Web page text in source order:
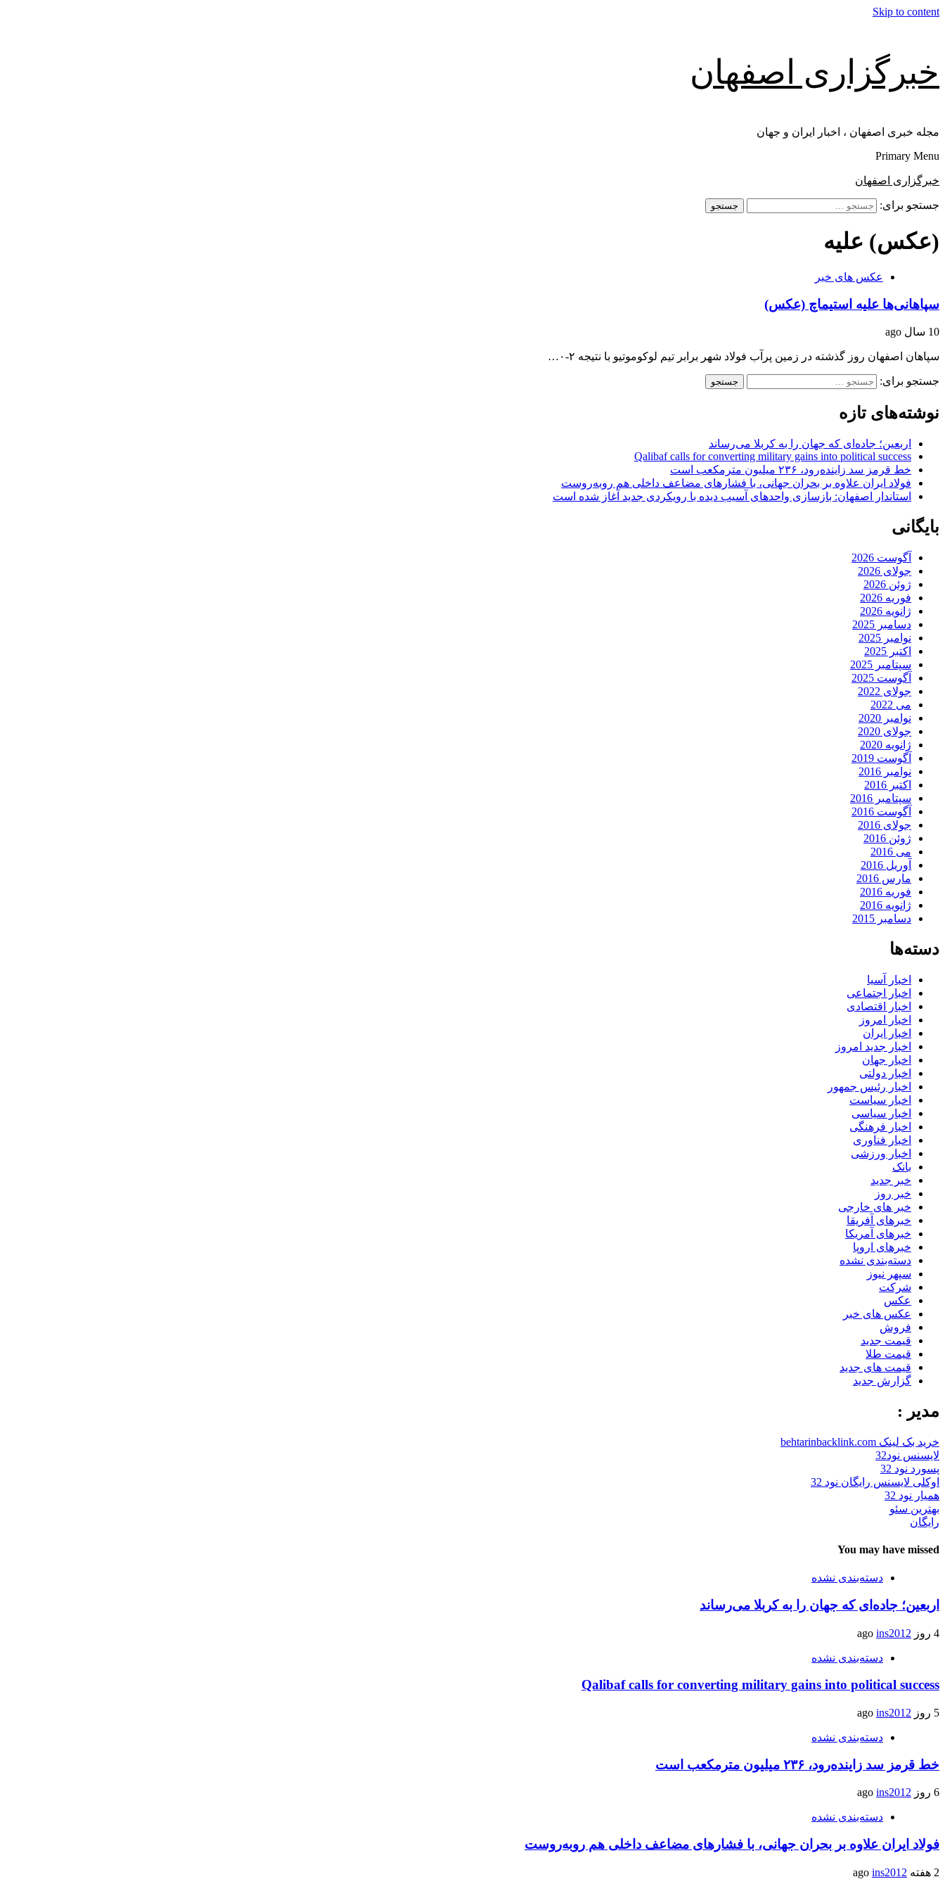
Skip to content
خبرگزاری اصفهان
مجله خبری اصفهان ، اخبار ایران و جهان
Primary Menu
خبرگزاری اصفهان
جستجو برای:
(عکس) علیه
عکس های خبر
سپاهانی‌ها علیه استیماچ (عکس)
10 سال ago
سپاهان اصفهان روز گذشته در زمین پرآب فولاد شهر برابر تیم لوکوموتیو با نتیجه ٢-٠…
جستجو برای:
نوشته‌های تازه
اربعین؛ جاده‌ای که جهان را به کربلا می‌رساند
Qalibaf calls for converting military gains into political success
خط قرمز سد زاینده‌رود، ۲۳۶ میلیون مترمکعب است
فولاد ایران علاوه بر بحران جهانی، با فشارهای مضاعف داخلی هم روبه‌روست
استاندار اصفهان: بازسازی واحدهای آسیب دیده با رویکردی جدید آغاز شده است
بایگانی
آگوست 2026
جولای 2026
ژوئن 2026
فوریه 2026
ژانویه 2026
دسامبر 2025
نوامبر 2025
اکتبر 2025
سپتامبر 2025
آگوست 2025
جولای 2022
می 2022
نوامبر 2020
جولای 2020
ژانویه 2020
آگوست 2019
نوامبر 2016
اکتبر 2016
سپتامبر 2016
آگوست 2016
جولای 2016
ژوئن 2016
می 2016
آوریل 2016
مارس 2016
فوریه 2016
ژانویه 2016
دسامبر 2015
دسته‌ها
اخبار آسیا
اخبار اجتماعی
اخبار اقتصادی
اخبار امروز
اخبار ایران
اخبار جدید امروز
اخبار جهان
اخبار دولتی
اخبار رئیس جمهور
اخبار سیاست
اخبار سیاسی
اخبار فرهنگی
اخبار فناوری
اخبار ورزشی
بانک
خبر جدید
خبر روز
خبر های خارجی
خبرهای آفریقا
خبرهای آمریکا
خبرهای اروپا
دسته‌بندی نشده
سپهر نیوز
شرکت
عکس
عکس های خبر
فروش
قیمت جدید
قیمت طلا
قیمت های جدید
گزارش جدید
مدیر :
خرید بک لینک behtarinbacklink.com
لایسنس نود32
پسورد نود 32
اوکلی لایسنس رایگان نود 32
همیار نود 32
بهترین سئو
رایگان
You may have missed
دسته‌بندی نشده
اربعین؛ جاده‌ای که جهان را به کربلا می‌رساند
4 روز ago ins2012
دسته‌بندی نشده
Qalibaf calls for converting military gains into political success
5 روز ago ins2012
دسته‌بندی نشده
خط قرمز سد زاینده‌رود، ۲۳۶ میلیون مترمکعب است
6 روز ago ins2012
دسته‌بندی نشده
فولاد ایران علاوه بر بحران جهانی، با فشارهای مضاعف داخلی هم روبه‌روست
2 هفته ago ins2012